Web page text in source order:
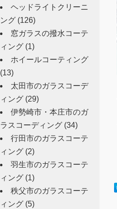
ヘッドライトクリーニ
ング (126)
窓ガラスの撥水コーテ
ィング (1)
ホイールコーティング
(13)
太田市のガラスコーデ
ィング (29)
伊勢崎市・本庄市のガ
ラスコーディング (34)
行田市のガラスコーテ
ィング (2)
羽生市のガラスコーテ
ィング (1)
秩父市のガラスコーテ
ィング (5)